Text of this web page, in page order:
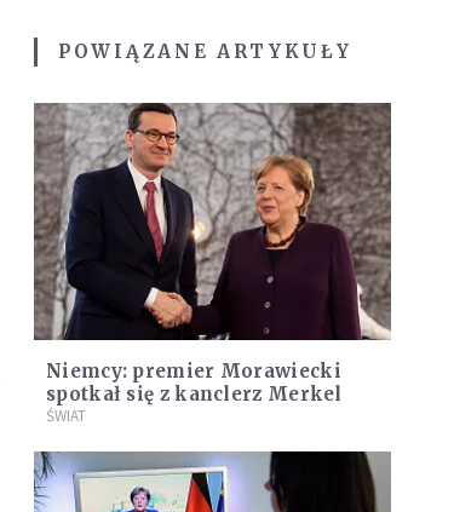
POWIĄZANE ARTYKUŁY
Niemcy: premier Morawiecki
spotkał się z kanclerz Merkel
ŚWIAT